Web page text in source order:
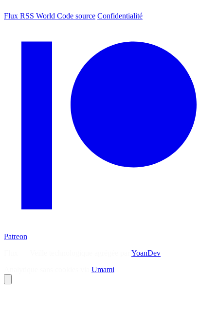
Flux RSS World Code source Confidentialité
Patreon
YoanDev
Umami